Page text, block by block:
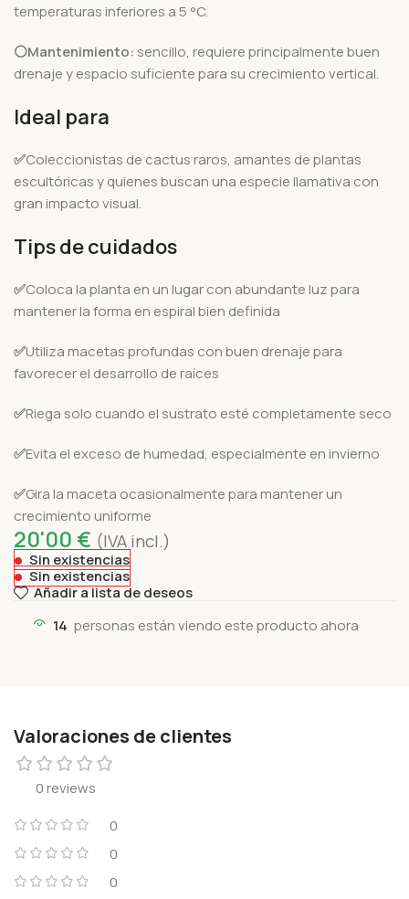
temperaturas inferiores a 5 °C.
⚪Mantenimiento: sencillo, requiere principalmente buen
drenaje y espacio suficiente para su crecimiento vertical.
Ideal para
✅Coleccionistas de cactus raros, amantes de plantas
escultóricas y quienes buscan una especie llamativa con
gran impacto visual.
Tips de cuidados
✅Coloca la planta en un lugar con abundante luz para
mantener la forma en espiral bien definida
✅Utiliza macetas profundas con buen drenaje para
favorecer el desarrollo de raíces
✅Riega solo cuando el sustrato esté completamente seco
✅Evita el exceso de humedad, especialmente en invierno
✅Gira la maceta ocasionalmente para mantener un
crecimiento uniforme
20'00 € (IVA incl.)
Sin existencias
Sin existencias
Añadir a lista de deseos
14 personas están viendo este producto ahora
Valoraciones de clientes
0 reviews
0
0
0